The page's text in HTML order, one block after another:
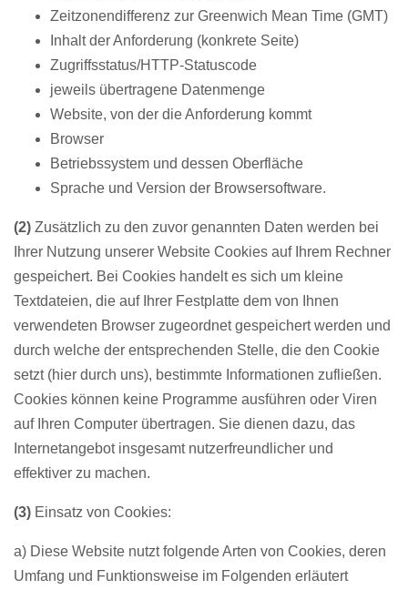
Zeitzonendifferenz zur Greenwich Mean Time (GMT)
Inhalt der Anforderung (konkrete Seite)
Zugriffsstatus/HTTP-Statuscode
jeweils übertragene Datenmenge
Website, von der die Anforderung kommt
Browser
Betriebssystem und dessen Oberfläche
Sprache und Version der Browsersoftware.
(2) Zusätzlich zu den zuvor genannten Daten werden bei
Ihrer Nutzung unserer Website Cookies auf Ihrem Rechner
gespeichert. Bei Cookies handelt es sich um kleine
Textdateien, die auf Ihrer Festplatte dem von Ihnen
verwendeten Browser zugeordnet gespeichert werden und
durch welche der entsprechenden Stelle, die den Cookie
setzt (hier durch uns), bestimmte Informationen zufließen.
Cookies können keine Programme ausführen oder Viren
auf Ihren Computer übertragen. Sie dienen dazu, das
Internetangebot insgesamt nutzerfreundlicher und
effektiver zu machen.
(3) Einsatz von Cookies:
a) Diese Website nutzt folgende Arten von Cookies, deren
Umfang und Funktionsweise im Folgenden erläutert